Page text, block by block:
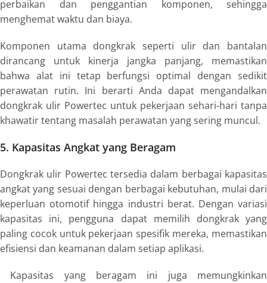
perbaikan dan penggantian komponen, sehingga
menghemat waktu dan biaya.
Komponen utama dongkrak seperti ulir dan bantalan
dirancang untuk kinerja jangka panjang, memastikan
bahwa alat ini tetap berfungsi optimal dengan sedikit
perawatan rutin. Ini berarti Anda dapat mengandalkan
dongkrak ulir Powertec untuk pekerjaan sehari-hari tanpa
khawatir tentang masalah perawatan yang sering muncul.
5. Kapasitas Angkat yang Beragam
Dongkrak ulir Powertec tersedia dalam berbagai kapasitas
angkat yang sesuai dengan berbagai kebutuhan, mulai dari
keperluan otomotif hingga industri berat. Dengan variasi
kapasitas ini, pengguna dapat memilih dongkrak yang
paling cocok untuk pekerjaan spesifik mereka, memastikan
efisiensi dan keamanan dalam setiap aplikasi.
Kapasitas yang beragam ini juga memungkinkan